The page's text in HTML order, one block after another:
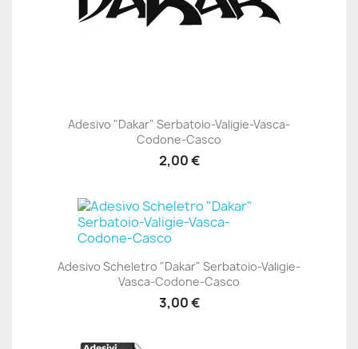
Adesivo "Dakar" Serbatoio-Valigie-Vasca-
Codone-Casco
2,00 €
Adesivo Scheletro "Dakar" Serbatoio-Valigie-
Vasca-Codone-Casco
3,00 €